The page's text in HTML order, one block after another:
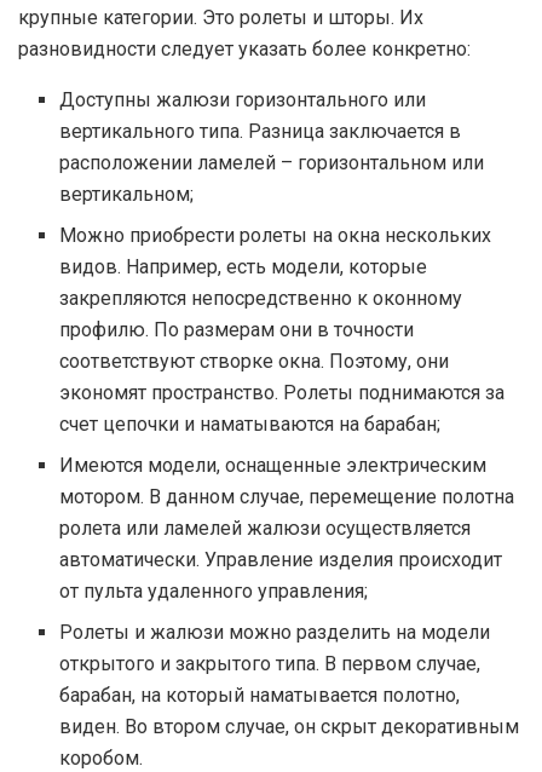
крупные категории. Это ролеты и шторы. Их
разновидности следует указать более конкретно:
Доступны жалюзи горизонтального или
вертикального типа. Разница заключается в
расположении ламелей – горизонтальном или
вертикальном;
Можно приобрести ролеты на окна нескольких
видов. Например, есть модели, которые
закрепляются непосредственно к оконному
профилю. По размерам они в точности
соответствуют створке окна. Поэтому, они
экономят пространство. Ролеты поднимаются за
счет цепочки и наматываются на барабан;
Имеются модели, оснащенные электрическим
мотором. В данном случае, перемещение полотна
ролета или ламелей жалюзи осуществляется
автоматически. Управление изделия происходит
от пульта удаленного управления;
Ролеты и жалюзи можно разделить на модели
открытого и закрытого типа. В первом случае,
барабан, на который наматывается полотно,
виден. Во втором случае, он скрыт декоративным
коробом.